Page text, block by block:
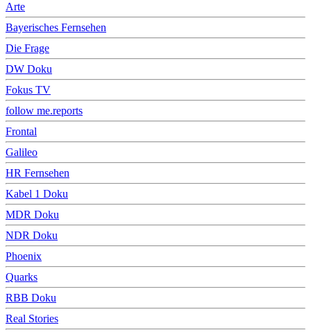
Arte
Bayerisches Fernsehen
Die Frage
DW Doku
Fokus TV
follow me.reports
Frontal
Galileo
HR Fernsehen
Kabel 1 Doku
MDR Doku
NDR Doku
Phoenix
Quarks
RBB Doku
Real Stories